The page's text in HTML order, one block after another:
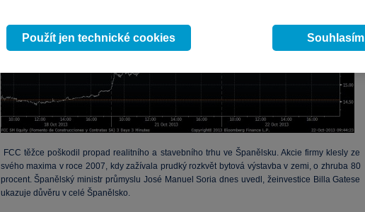
FCC těžce poškodil propad realitního a stavebního trhu ve Španělsku. Akcie firmy klesly ze
svého maxima v roce 2007, kdy zažívala prudký rozkvět bytová výstavba v zemi, o zhruba 80
procent. Španělský ministr průmyslu José Manuel Soria dnes uvedl, žeinvestice Billa Gatese
ukazuje důvěru v celé Španělsko.
Použít jen technické cookies Souhlasím